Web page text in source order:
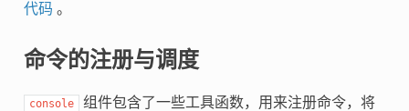
代码 。
命令的注册与调度
console
组件包含了一些工具函数，用来注册命令，将